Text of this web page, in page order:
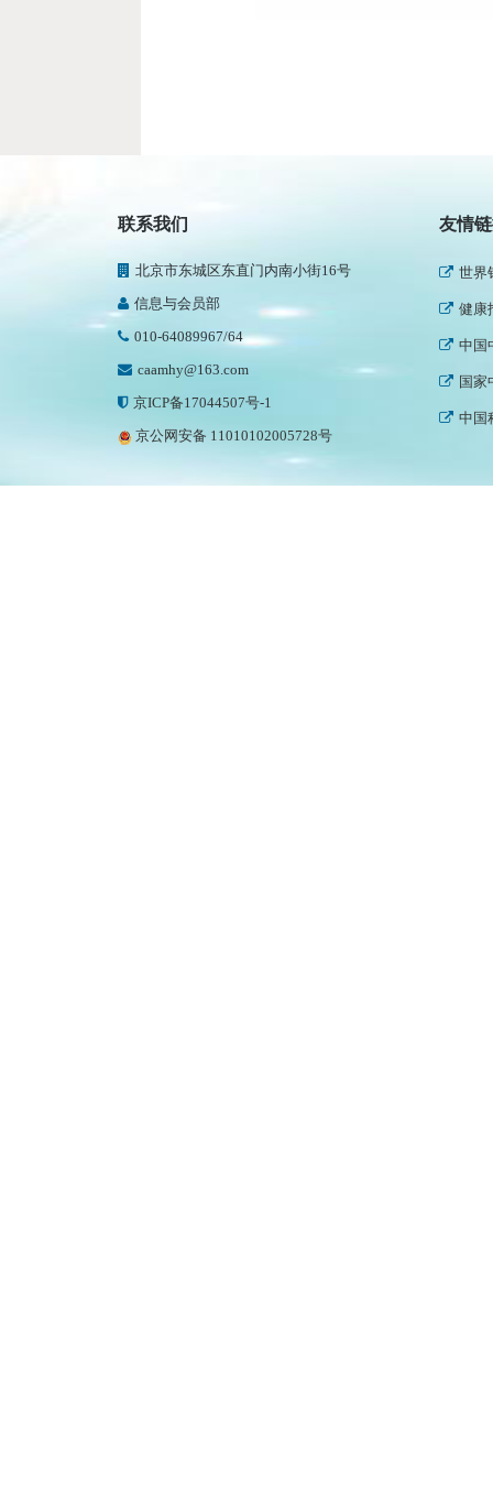
联系我们
北京市东城区东直门内南小街16号
信息与会员部
010-64089967/64
caamhy@163.com
京ICP备17044507号-1
京公网安备 11010102005728号
友情
中国
世界
健康
中国
国家
中国
世界